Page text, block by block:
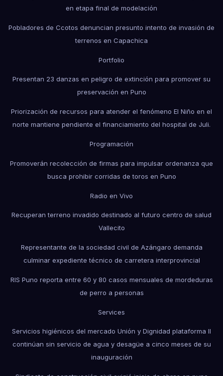
en etapa final de modelación
Pobladores de Ccotos denuncian presunto intento de invasión de
terrenos en Capachica
Portfolio
Presentan 23 danzas en peligro de extinción para promover su
preservación en Puno
Priorización de recursos para atender el fenómeno El Niño en el
norte mantiene pendiente el financiamiento del hospital de Juli.
Programación
Promoverán recolección de firmas para impulsar ordenanza que
busca prohibir corridas de toros en Puno
Radio en Vivo
Recuperan terreno invadido destinado al futuro centro de salud
Vallecito
Representante de la sociedad civil de Azángaro demanda
culminar expediente técnico de carretera interprovincial
RIS Puno reporta entre 60 y 80 casos mensuales de mordeduras
de perro a personas
Services
Servicios higiénicos del mercado Unión y Dignidad plataforma II
continúan sin servicio de agua y desagüe a cinco meses de su
inauguración